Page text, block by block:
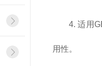
4. 适用
用性。